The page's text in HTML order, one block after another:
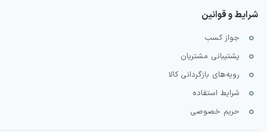
شرایط و قوانین
جواز کسب
پشتیبانی مشتریان
رویه‌های بازگردانی کالا
شرایط استفاده
حریم خصوصی